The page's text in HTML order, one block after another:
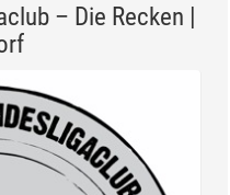
– Die Recken |